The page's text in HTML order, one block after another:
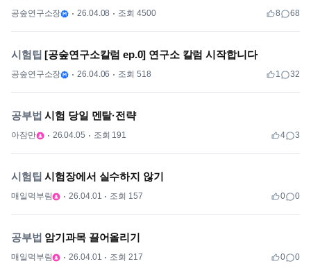
공숲연구소장 26.04.08 조회 4500 8 68
시험팁 [공숲연구소칼럼 ep.0] 연구소 칼럼 시작합니다
공숲연구소장 26.04.06 조회 518 1 32
공부법 시험 당일 멘탈·전략
아잠만 26.04.05 조회 191 4 3
시험팁 시험장에서 실수하지 않기
매일먹부림 26.04.01 조회 157 0 0
공부법 암기과목 끌어올리기
매일먹부림 26.04.01 조회 217 0 0